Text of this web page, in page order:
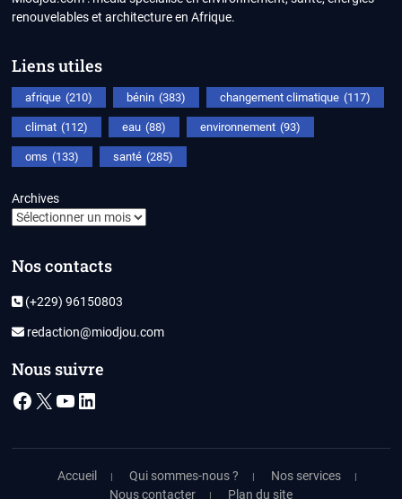
renouvelables et architecture en Afrique.
Liens utiles
afrique (210) bénin (383) changement climatique (117)
climat (112) eau (88) environnement (93)
oms (133) santé (285)
Archives
Nos contacts
(+229) 96150803
redaction@miodjou.com
Nous suivre
Facebook
X YouTube
LinkedIn
Accueil Qui sommes-nous ?
Nos services
Nous contacter
Plan du site